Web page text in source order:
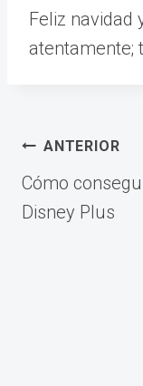
Feliz navidad
atentamente;
de
entradas
ANTERIOR
Cómo
Disney Plus